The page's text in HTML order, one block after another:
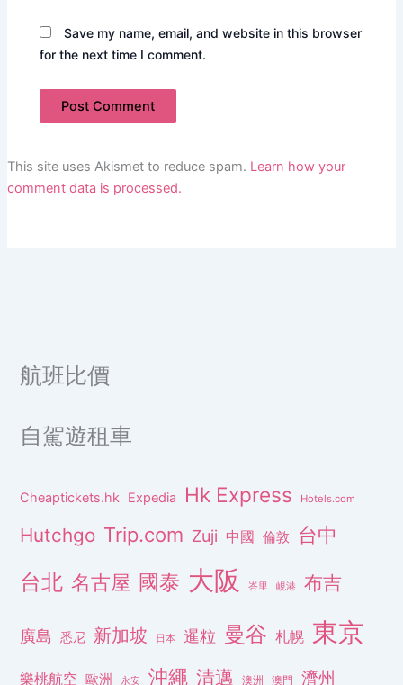
Save my name, email, and website in this browser
for the next time I comment.
This site uses Akismet to reduce spam. Learn how your
comment data is processed.
航班比價
自駕遊租車
Cheaptickets.hk Expedia Hk Express Hotels.com
Hutchgo Trip.com Zuji 中國 倫敦 台中
台北 名古屋 國泰 大阪 峇里 峴港 布吉
廣島 悉尼 新加坡 日本 暹粒 曼谷 札幌 東京
樂桃航空 歐洲 永安 沖繩 清邁 澳洲 澳門 濟州